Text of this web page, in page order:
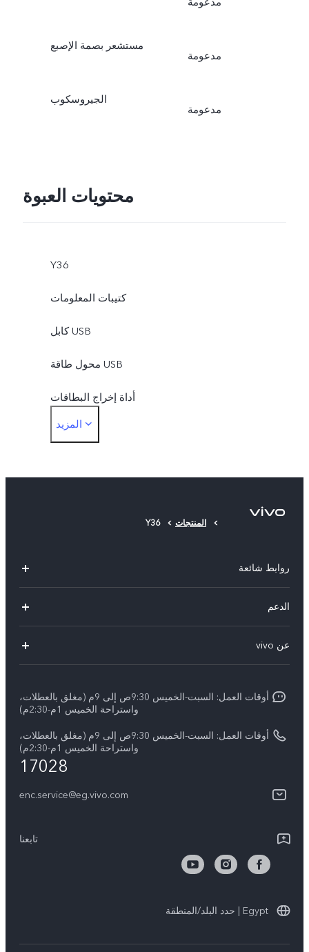
مستشعر بصمة الإصبع
مدعومة
الجيروسكوب
مدعومة
محتويات العبوة
Y36
كتيبات المعلومات
كابل USB
محول طاقة USB
أداة إخراج البطاقات
حافظة الهاتف
المزيد
المنتجات Y36
روابط شائعة
X300 Ultra
V70 FE
Y31d
الدعم
مراكز الصيانة
أسعار قطع الغيار
إجراء حجز للإصلاح
خدمة التوصيل للإصلاح
الاستعلام عن مستوى تقدم الإصلاح
بيان الخصوصية بشأن خدمة العملاء
عن vivo
الأخبار
ARABIC/العربية:
أوقات العمل: السبت-الخميس 9:30ص إلى 9م (مغلق بالعطلات،
واستراحة الخميس 1م-2:30م)
أوقات العمل: السبت-الخميس 9:30ص إلى 9م (مغلق بالعطلات،
واستراحة الخميس 1م-2:30م)
17028
enc.service@eg.vivo.com
تابعنا
Egypt | حدد البلد/المنطقة